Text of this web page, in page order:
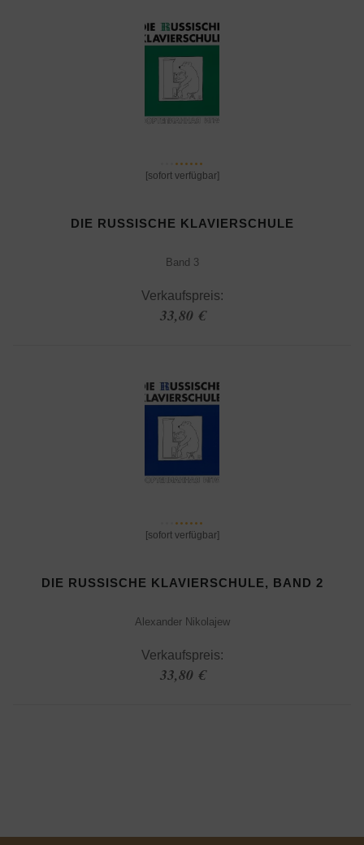
[sofort verfügbar]
DIE RUSSISCHE KLAVIERSCHULE
Band 3
Verkaufspreis:
33,80 €
[sofort verfügbar]
DIE RUSSISCHE KLAVIERSCHULE, BAND 2
Alexander Nikolajew
Verkaufspreis:
33,80 €